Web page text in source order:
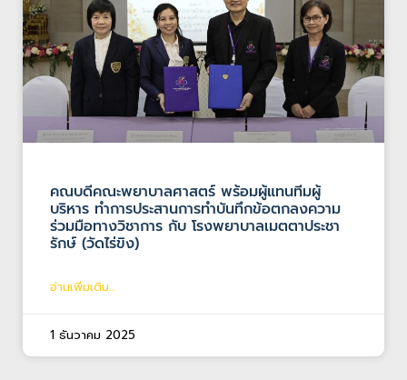
คณบดีคณะพยาบาลศาสตร์ พร้อมผู้แทนทีมผู้
บริหาร ทำการประสานการทำบันทึกข้อตกลงความ
ร่วมมือทางวิชาการ กับ โรงพยาบาลเมตตาประชา
รักษ์ (วัดไร่ขิง)
อ่านเพิ่มเติม...
1 ธันวาคม 2025